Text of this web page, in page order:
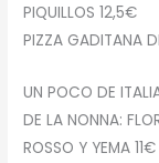
PIQUILLOS 12,5€
PIZZA GADITANA
UN POCO DE
DE LA NONNA:
ROSSO Y YEMA 11€